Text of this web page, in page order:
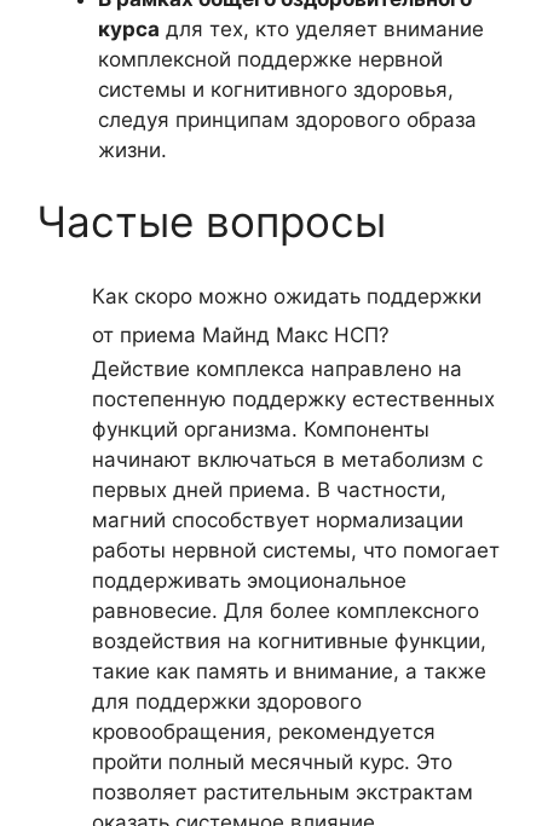
курса для тех, кто уделяет внимание
комплексной поддержке нервной
системы и когнитивного здоровья,
следуя принципам здорового образа
жизни.
Частые вопросы
Как скоро можно ожидать поддержки
от приема Майнд Макc НСП?
Действие комплекса направлено на
постепенную поддержку естественных
функций организма. Компоненты
начинают включаться в метаболизм с
первых дней приема. В частности,
магний способствует нормализации
работы нервной системы, что помогает
поддерживать эмоциональное
равновесие. Для более комплексного
воздействия на когнитивные функции,
такие как память и внимание, а также
для поддержки здорового
кровообращения, рекомендуется
пройти полный месячный курс. Это
позволяет растительным экстрактам